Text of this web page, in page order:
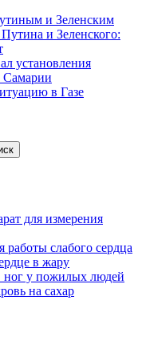
и Зеленским
и Зеленского:
установления
Самарии
в Газе
для измерения
работы слабого сердца
в жару
ног у пожилых людей
на сахар